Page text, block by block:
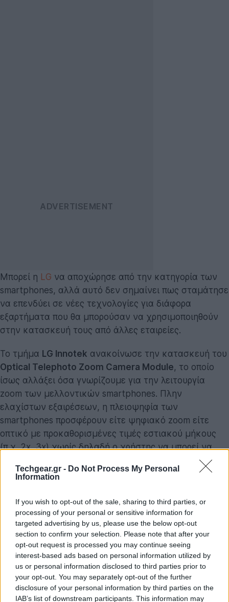
Techgear.gr - Do Not Process My Personal
Information
If you wish to opt-out of the sale, sharing to third parties, or
processing of your personal or sensitive information for
targeted advertising by us, please use the below opt-out
section to confirm your selection. Please note that after your
opt-out request is processed you may continue seeing
interest-based ads based on personal information utilized by
us or personal information disclosed to third parties prior to
your opt-out. You may separately opt-out of the further
disclosure of your personal information by third parties on the
IAB’s list of downstream participants. This information may
Μπορεί η LG να αποχώρησε από την κατηγορία των
smartphones, αλλά αυτό δεν σημαίνει πως σταμάτησε
να επενδύει σε νέες τεχνολογίες για διάφορα
εξαρτήματα που θα μπορούσαν να χρησιμοποιηθούν
στην κατασκευή τους από άλλες εταιρείες.
Το τμήμα LG Innotek ανακοίνωσε την κατασκευή του
Optical Telephoto Zoom Camera Module, το οποίο
ίσως αλλάξει όσα γνωρίζουμε για την λειτουργία
zoom των μελλοντικών smartphones. Πλην
ελαχίστων εξαιρέσεων, η πλειοψηφία των
smartphones προσφέρουν είτε ψηφιακό zoom είτε
οπτικό με προκαθορισμένες τιμές εστιακού μήκους
(π.χ. 2x, 3x) χωρίς δηλαδή ο χρήστης να μπορεί να
«παίξει» μεταξύ αυτών των τιμών. Επιπλέον, αυτά τα
οπτικά modules καταλαμβάνουν χώρο στο
άλλο (π.χ. μεγαλύτερη μπαταρία, μεγαλύτερος
θάλαμος ψύξης).